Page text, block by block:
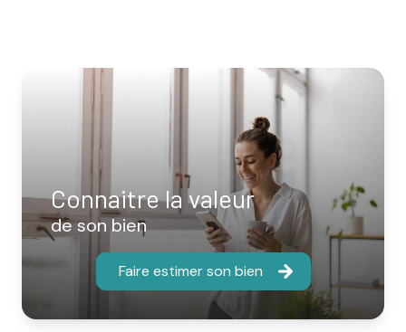
Connaitre la valeur
de son bien
Faire estimer son bien